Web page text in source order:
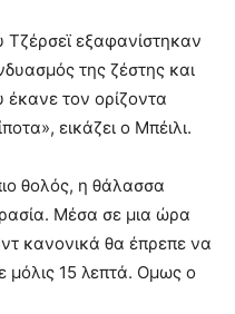
εξαφανίστηκαν
της ζέστης και
έκανε τον ορίζοντα
εικάζει ο Μπέιλι.
θολός, η θάλασσα
Μέσα σε μια ώρα
κανονικά θα έπρεπε να
μόλις 15 λεπτά. Ομως ο